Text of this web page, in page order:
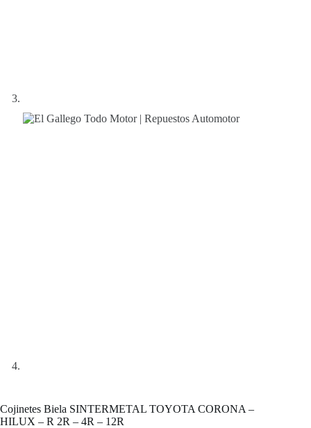
Cojinetes Biela SINTERMETAL TOYOTA CORONA –
HILUX – R 2R – 4R – 12R